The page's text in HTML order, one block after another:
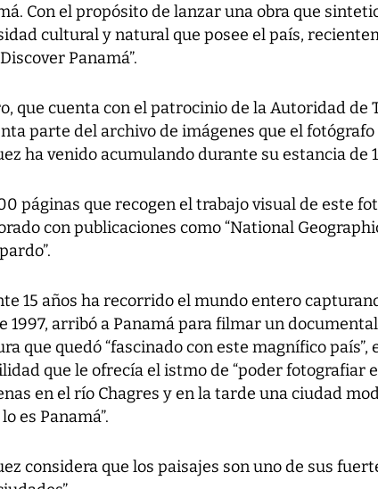
Con el propósito de lanzar una obra que
cultural y natural que posee el país,
Panamá”.
que cuenta con el patrocinio de la Autoridad de
parte del archivo de imágenes que el
ha venido acumulando durante su estancia de
páginas que recogen el trabajo visual de este
con publicaciones como “National
15 años ha recorrido el mundo entero
1997, arribó a Panamá para filmar un
que quedó “fascinado con este magnífico
que le ofrecía el istmo de “poder fotografiar
en el río Chagres y en la tarde una ciudad
es Panamá”.
considera que los paisajes son uno de sus